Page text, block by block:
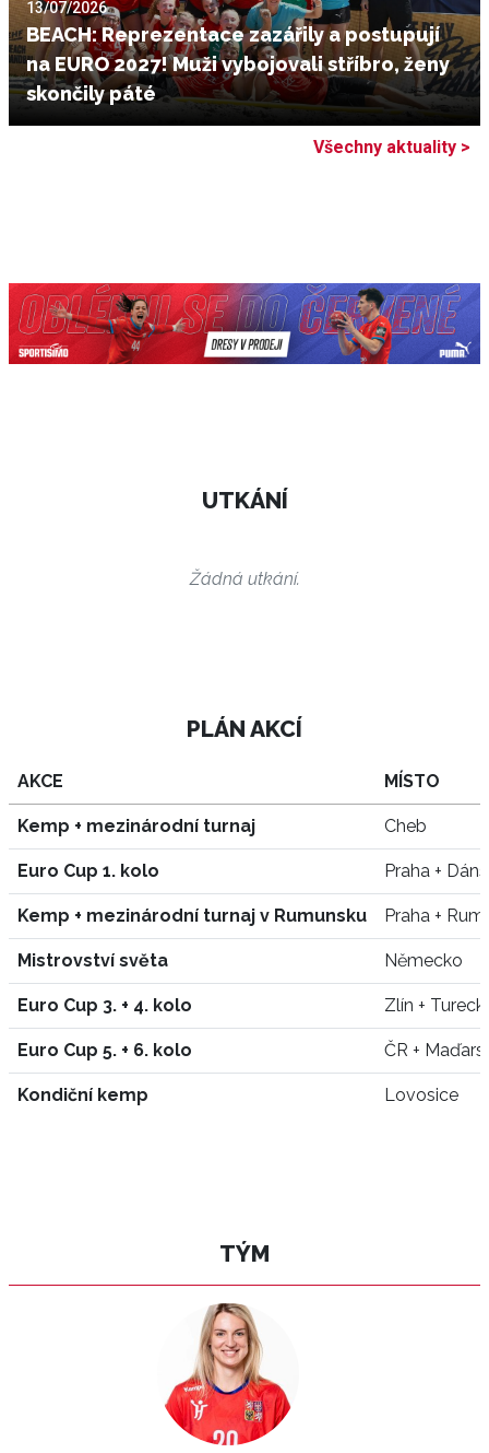
13/07/2026
BEACH: Reprezentace zazářily a postupují
na EURO 2027! Muži vybojovali stříbro, ženy
skončily páté
Všechny aktuality >
UTKÁNÍ
Žádná utkání.
PLÁN AKCÍ
AKCE MÍSTO
Kemp + mezinárodní turnaj Cheb
Euro Cup 1. kolo Praha +
Kemp + mezinárodní turnaj v Rumunsku Praha +
Mistrovství světa Německo
Euro Cup 3. + 4. kolo Zlín +
Euro Cup 5. + 6. kolo ČR +
Kondiční kemp Lovosice
TÝM